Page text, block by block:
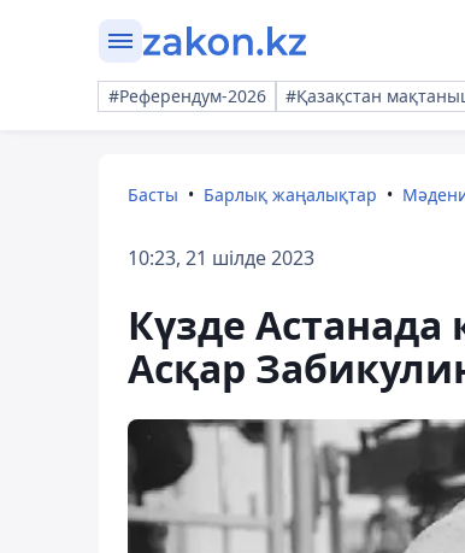
#Референдум-2026 #Қазақстан
Басты Барлық жаңалықтар
10:23, 21 шілде 2023
Күзде Астанада
Асқар